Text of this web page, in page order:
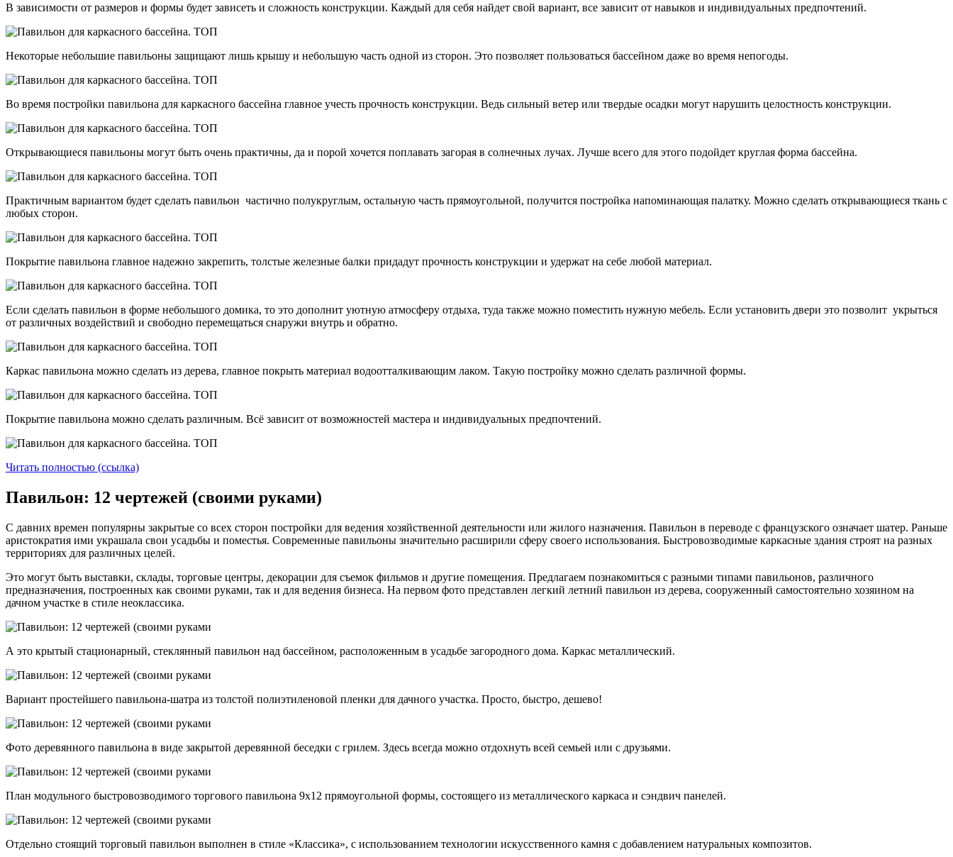
В зависимости от размеров и формы будет зависеть и сложность конструкции. Каждый для себя найдет свой вариант, все зависит от навыков и индивидуальных предпочтений.
Некоторые небольшие павильоны защищают лишь крышу и небольшую часть одной из сторон. Это позволяет пользоваться бассейном даже во время непогоды.
Во время постройки павильона для каркасного бассейна главное учесть прочность конструкции. Ведь сильный ветер или твердые осадки могут нарушить целостность конструкции.
Открывающиеся павильоны могут быть очень практичны, да и порой хочется поплавать загорая в солнечных лучах. Лучше всего для этого подойдет круглая форма бассейна.
Практичным вариантом будет сделать павильон частично полукруглым, остальную часть прямоугольной, получится постройка напоминающая палатку. Можно сделать открывающиеся ткань с
любых сторон.
Покрытие павильона главное надежно закрепить, толстые железные балки придадут прочность конструкции и удержат на себе любой материал.
Если сделать павильон в форме небольшого домика, то это дополнит уютную атмосферу отдыха, туда также можно поместить нужную мебель. Если установить двери это позволит укрыться
от различных воздействий и свободно перемещаться снаружи внутрь и обратно.
Каркас павильона можно сделать из дерева, главное покрыть материал водоотталкивающим лаком. Такую постройку можно сделать различной формы.
Покрытие павильона можно сделать различным. Всё зависит от возможностей мастера и индивидуальных предпочтений.
Читать полностью (ссылка)
Павильон: 12 чертежей (своими руками)
С давних времен популярны закрытые со всех сторон постройки для ведения хозяйственной деятельности или жилого назначения. Павильон в переводе с французского означает шатер. Раньше
аристократия ими украшала свои усадьбы и поместья. Современные павильоны значительно расширили сферу своего использования. Быстровозводимые каркасные здания строят на разных
территориях для различных целей.
Это могут быть выставки, склады, торговые центры, декорации для съемок фильмов и другие помещения. Предлагаем познакомиться с разными типами павильонов, различного
предназначения, построенных как своими руками, так и для ведения бизнеса. На первом фото представлен легкий летний павильон из дерева, сооруженный самостоятельно хозяином на
дачном участке в стиле неоклассика.
А это крытый стационарный, стеклянный павильон над бассейном, расположенным в усадьбе загородного дома. Каркас металлический.
Вариант простейшего павильона-шатра из толстой полиэтиленовой пленки для дачного участка. Просто, быстро, дешево!
Фото деревянного павильона в виде закрытой деревянной беседки с грилем. Здесь всегда можно отдохнуть всей семьей или с друзьями.
План модульного быстровозводимого торгового павильона 9х12 прямоугольной формы, состоящего из металлического каркаса и сэндвич панелей.
Отдельно стоящий торговый павильон выполнен в стиле «Классика», с использованием технологии искусственного камня с добавлением натуральных композитов.